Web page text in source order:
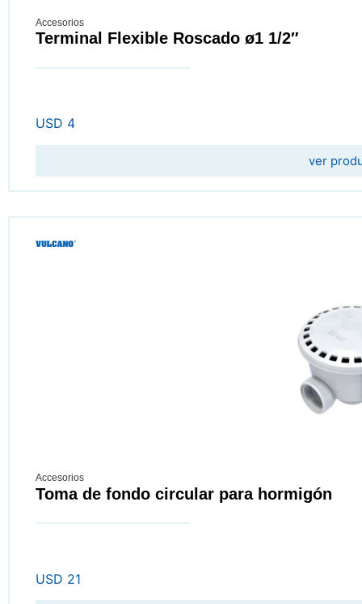
Accesorios
Terminal Flexible Roscado ø1 1/2″
USD 4
ver
Accesorios
Toma de fondo circular para hormigón
USD 21